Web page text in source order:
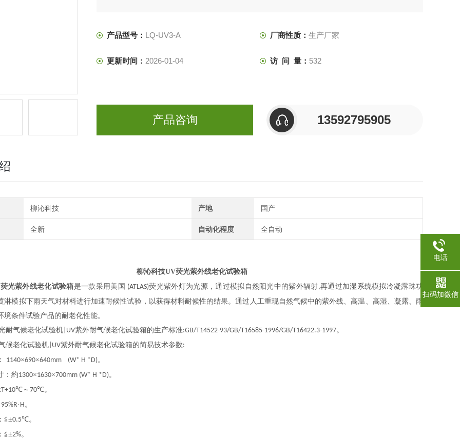
产品型号： LQ-UV3-A 厂商性质： 生产厂家
更新时间： 2026-01-04 访 问 量： 532
产品咨询 13592795905
柳沁科技 产地 国产
全新 自动化程度 全自动
柳沁科技UV荧光紫外线老化试验箱
光紫外线老化试验箱是一款采用美国 (ATLAS)荧光紫外灯为光源，通过模拟自然阳光中的紫外辐射,再通过加湿系统模拟冷凝露珠功
淋模拟下雨天气对材料进行加速耐候性试验，以获得材料耐候性的结果。通过人工重现自然气候中的紫外线、高温、高湿、凝露、雨
境条件试验产品的耐老化性能。
耐气候老化试验机 |UV紫外耐气候老化试验箱的生产标准:GB/T14522-93/GB/T16585-1996/GB/T16422.3-1997。
候老化试验机 |UV紫外耐气候老化试验箱的简易技术参数:
1140×690×640mm (W* H *D)。
：約1300×1630×700mm (W* H *D)。
℃～ 70℃。
95%R· H。
≦±0.5℃。
≦±2%。
电话
扫码加微信